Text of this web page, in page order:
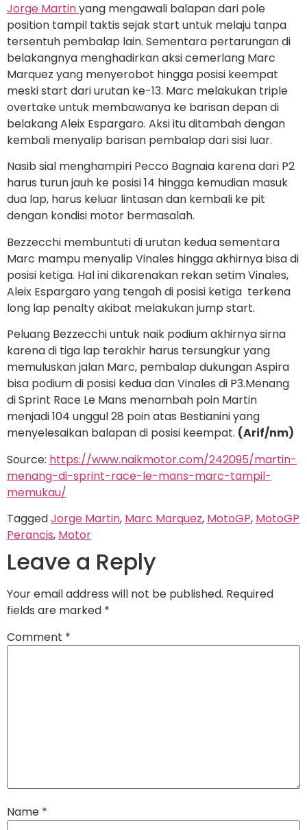
Jorge Martinyang mengawali balapan dari pole
position tampil taktis sejak start untuk melaju tanpa
tersentuh pembalap lain. Sementara pertarungan di
belakangnya menghadirkan aksi cemerlang Marc
Marquez yang menyerobot hingga posisi keempat
meski start dari urutan ke-13. Marc melakukan triple
overtake untuk membawanya ke barisan depan di
belakang Aleix Espargaro. Aksi itu ditambah dengan
kembali menyalip barisan pembalap dari sisi luar.
Nasib sial menghampiri Pecco Bagnaia karena dari P2
harus turun jauh ke posisi 14 hingga kemudian masuk
dua lap, harus keluar lintasan dan kembali ke pit
dengan kondisi motor bermasalah.
Bezzecchi membuntuti di urutan kedua sementara
Marc mampu menyalip Vinales hingga akhirnya bisa di
posisi ketiga. Hal ini dikarenakan rekan setim Vinales,
Aleix Espargaro yang tengah di posisi ketiga terkena
long lap penalty akibat melakukan jump start.
Peluang Bezzecchi untuk naik podium akhirnya sirna
karena di tiga lap terakhir harus tersungkur yang
memuluskan jalan Marc, pembalap dukungan Aspira
bisa podium di posisi kedua dan Vinales di P3.Menang
di Sprint Race Le Mans menambah poin Martin
menjadi 104 unggul 28 poin atas Bestianini yang
menyelesaikan balapan di posisi keempat. (Arif/nm)
Source: https://www.naikmotor.com/242095/martin-
menang-di-sprint-race-le-mans-marc-tampil-
memukau/
TaggedJorge Martin, Marc Marquez, MotoGP, MotoGP
Perancis, Motor
Leave a Reply
Your email address will not be published. Required
fields are marked *
Comment *
Name *